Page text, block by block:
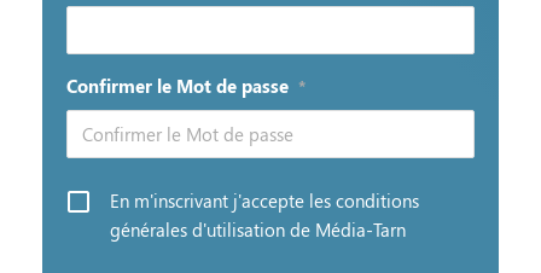
Confirmer le Mot de passe *
En m'inscrivant j'accepte les conditions
générales d'utilisation de Média-Tarn